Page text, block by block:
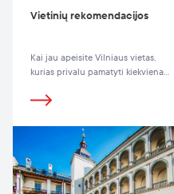
Vietinių rekomendacijos
Kai jau apeisite Vilniaus vietas,
kurias privalu pamatyti kiekvienam
dienos ar nakties – patirti
Pasijuskite lyg vietinis – drauge su
vietiniais. Pasivaikščiokite po
įkvepiančias ir gražias miesto
erdves, skanaukite maistą vilniečių
pamėgtose vietose, linksminkitės